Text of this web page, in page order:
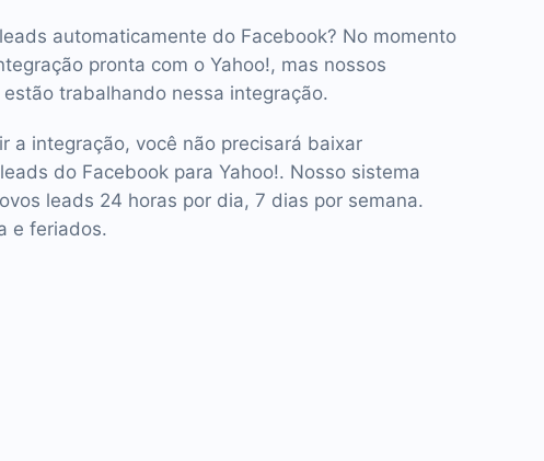
automaticamente do Facebook? No momento
pronta com o Yahoo!, mas nossos
trabalhando nessa integração.
a integração, você não precisará baixar
do Facebook para Yahoo!. Nosso sistema
leads 24 horas por dia, 7 dias por semana.
e feriados.